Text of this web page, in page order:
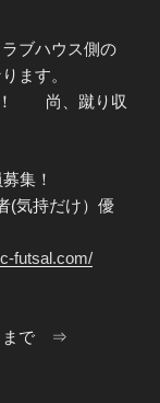
ブハウス側の
ます。
！ 尚、蹴り収
集！
気持だけ）優
futsal.com/
まで ⇒